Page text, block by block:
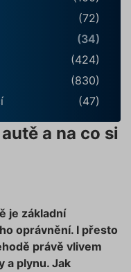
(72)
(34)
(424)
(830)
(47)
a na co si
je základní
oprávnění. I přesto
právě vlivem
a plynu. Jak